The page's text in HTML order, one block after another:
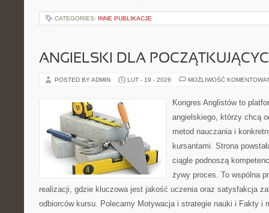
CATEGORIES: INNE PUBLIKACJE
ANGIELSKI DLA
POSTED BY ADMIN LUT - 19 - 2026 MOŻLIWOŚĆ
Kongres Anglistów to
angielskiego, którzy chcą
metod nauczania i
kursantami. Strona
ciągle podnoszą
żywy proces. To wspólna
realizacji, gdzie kluczowa jest jakość uczenia oraz satysfakcja
odbiorców kursu. Polecamy Motywacja i strategie nauki i Fakty i